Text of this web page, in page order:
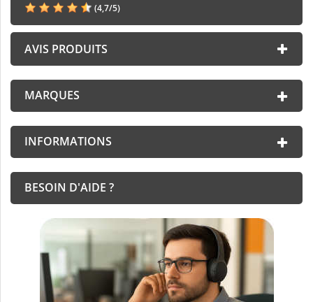
(4,7/5)
AVIS PRODUITS
MARQUES
INFORMATIONS
BESOIN D'AIDE ?